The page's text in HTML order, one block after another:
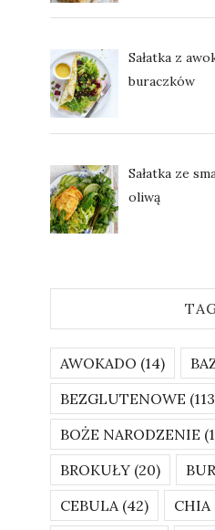
Sałatka z
buraczków
Sałatka ze
oliwą
AWOKADO (14)
BEZGLUTENOWE
BOŻE NARODZENIE
BROKUŁY (20)
CEBULA(42) CHIA